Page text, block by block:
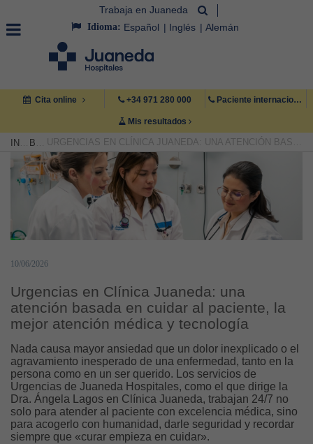
Trabaja en Juaneda
Idioma: Español Inglés Alemán
Cita online +34 971 280 000 Paciente internacional +34 971 222 222
Mis resultados
INICIO BLOG URGENCIAS EN CLÍNICA JUANEDA: UNA ATENCIÓN BASADA EN CUIDAR AL PACIENTE, LA MEJOR ATENCIÓN MÉDICA Y TECNOLOGÍA
10/06/2026
Urgencias en Clínica Juaneda: una
atención basada en cuidar al paciente, la
mejor atención médica y tecnología
Nada causa mayor ansiedad que un dolor inexplicado o el
agravamiento inesperado de una enfermedad, tanto en la
persona como en un ser querido. Los servicios de
Urgencias de Juaneda Hospitales, como el que dirige la
Dra. Ángela Lagos en Clínica Juaneda, trabajan 24/7 no
solo para atender al paciente con excelencia médica, sino
para acogerlo con humanidad, darle seguridad y recordar
siempre que «curar empieza en cuidar».